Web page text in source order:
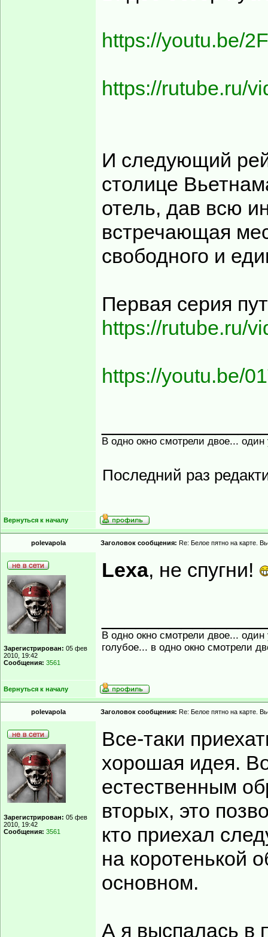
https://youtu.be/
https://rutube.ru/
И следующий
столице
отель, дав всю
встречающая
свободного и
Первая серия
https://rutube.ru/
https://youtu.be/
В одно окно смотрели двое...
Последний раз
Вернуться к началу
polevapola Заголовок сообщения: Re: Белое пятно на карте.
Зарегистрирован: 05 фев
2010, 19:42
Сообщения: 3561
Lexa, не спугни!
В одно окно смотрели двое...
голубое... в одно окно смотрели
Вернуться к началу
polevapola Заголовок сообщения: Re: Белое пятно на карте.
Зарегистрирован: 05 фев
2010, 19:42
Сообщения: 3561
Все-таки
хорошая идея.
естественным
вторых, это
кто приехал
на коротенькой
основном.
А я выспалась в